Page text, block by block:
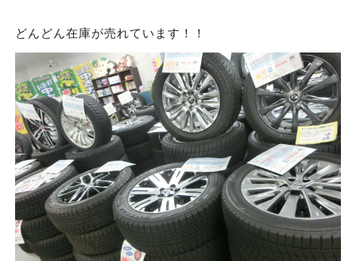
どんどん在庫が売れています！！